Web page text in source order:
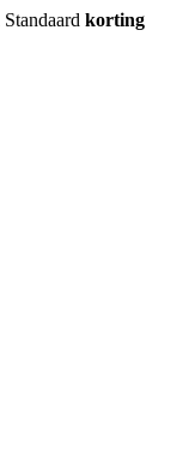
Standaard korting